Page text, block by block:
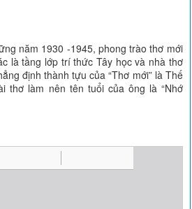
năm 1930 -1945, phong trào thơ mới
là tầng lớp trí thức Tây học và nhà thơ
định thành tựu của “Thơ mới” là Thế
thơ làm nên tên tuổi của ông là “Nhớ